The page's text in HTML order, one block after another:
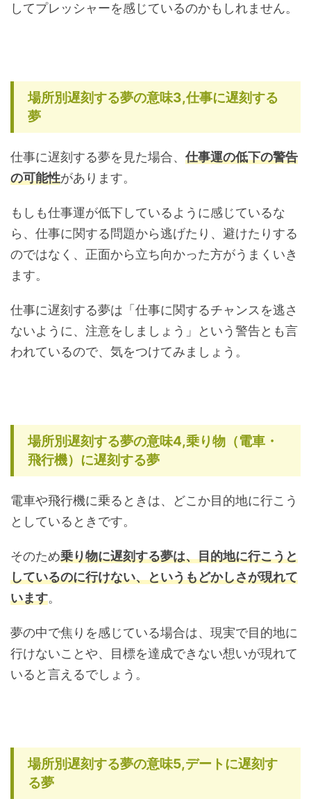
してプレッシャーを感じているのかもしれません。
場所別遅刻する夢の意味3,仕事に遅刻する
夢
仕事に遅刻する夢を見た場合、 仕事運の低下の警告
の可能性があります。
もしも仕事運が低下しているように感じているな
ら、仕事に関する問題から逃げたり、避けたりする
のではなく、正面から立ち向かった方がうまくいき
ます。
仕事に遅刻する夢は「仕事に関するチャンスを逃さ
ないように、注意をしましょう」という警告とも言
われているので、気をつけてみましょう。
場所別遅刻する夢の意味4,乗り物（電車・
飛行機）に遅刻する夢
電車や飛行機に乗るときは、どこか目的地に行こう
としているときです。
そのため乗り物に遅刻する夢は、目的地に行こうと
しているのに行けない、というもどかしさが現れて
います。
夢の中で焦りを感じている場合は、現実で目的地に
行けないことや、目標を達成できない想いが現れて
いると言えるでしょう。
場所別遅刻する夢の意味5,デートに遅刻す
る夢